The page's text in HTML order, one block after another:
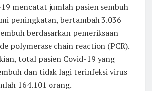
mencatat jumlah pasien sembuh
peningkatan, bertambah 3.036
berdasarkan pemeriksaan
polymerase chain reaction (PCR).
total pasien Covid-19 yang
dan tidak lagi terinfeksi virus
164.101 orang.